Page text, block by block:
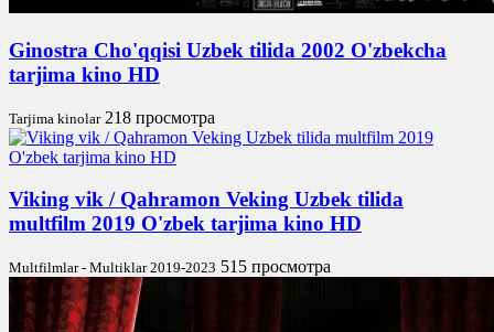
Ginostra Cho'qqisi Uzbek tilida 2002 O'zbekcha
tarjima kino HD
Tarjima kinolar 218 просмотра
Viking vik / Qahramon Veking Uzbek tilida
multfilm 2019 O'zbek tarjima kino HD
Multfilmlar - Multiklar 2019-2023 515 просмотра